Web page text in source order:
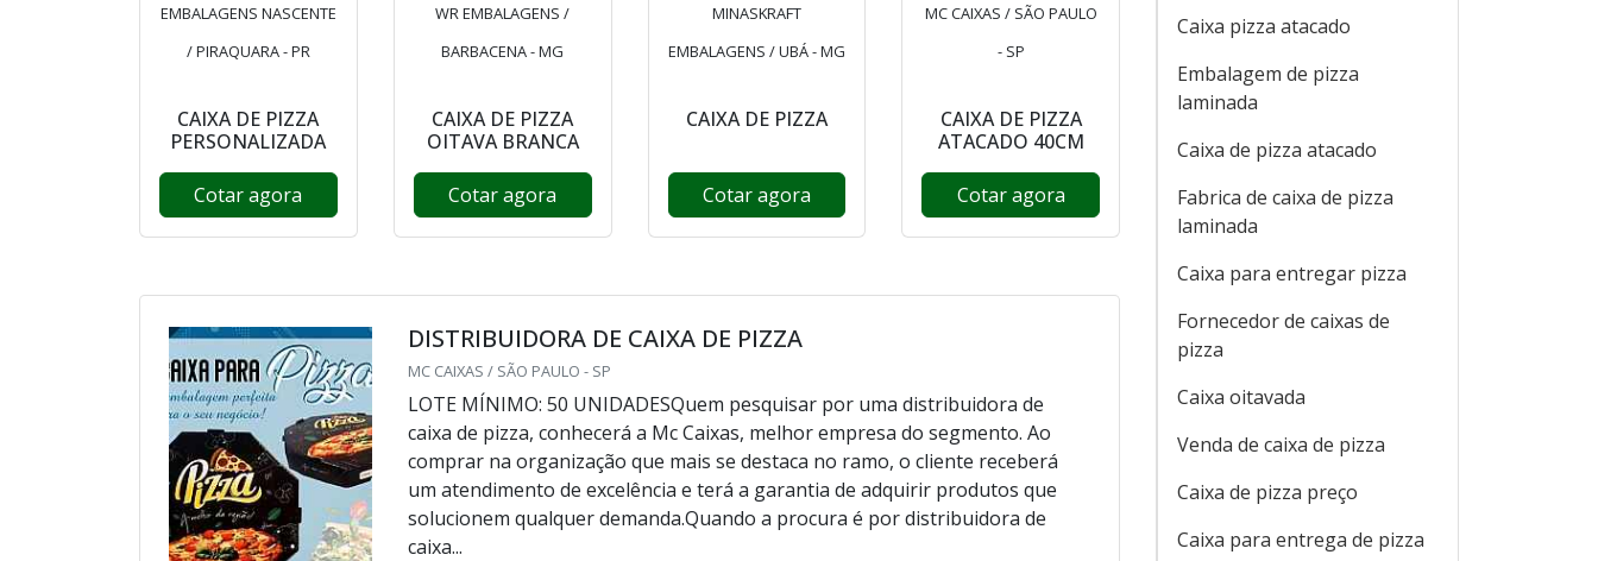
EMBALAGENS NASCENTE
/ PIRAQUARA - PR
CAIXA DE PIZZA
PERSONALIZADA
Cotar agora
WR EMBALAGENS /
BARBACENA - MG
CAIXA DE PIZZA
OITAVA BRANCA
Cotar agora
MINASKRAFT
EMBALAGENS / UBÁ - MG
CAIXA DE PIZZA
Cotar agora
MC CAIXAS / SÃO PAULO
- SP
CAIXA DE PIZZA
ATACADO 40CM
Cotar agora
DISTRIBUIDORA DE CAIXA DE PIZZA
MC CAIXAS / SÃO PAULO - SP
LOTE MÍNIMO: 50 UNIDADESQuem pesquisar por uma distribuidora de
caixa de pizza, conhecerá a Mc Caixas, melhor empresa do segmento. Ao
comprar na organização que mais se destaca no ramo, o cliente receberá
um atendimento de excelência e terá a garantia de adquirir produtos que
solucionem qualquer demanda.Quando a procura é por distribuidora de
caixa...
Caixa pizza atacado
Embalagem de pizza
laminada
Caixa de pizza atacado
Fabrica de caixa de pizza
laminada
Caixa para entregar pizza
Fornecedor de caixas de
pizza
Caixa oitavada
Venda de caixa de pizza
Caixa de pizza preço
Caixa para entrega de pizza